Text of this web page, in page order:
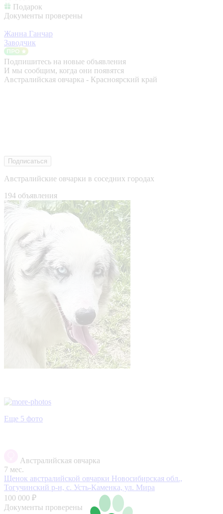
Подарок
Документы проверены
Жанна Ганчар
Заводчик
Подпишитесь на новые объявления
И мы сообщим, когда они появятся
Австралийская овчарка - Красноярский край
Подписаться
Австралийские овчарки в соседних городах
194 объявления
Еще 5 фото
Австралийская овчарка
7 мес.
Щенок австралийской овчарки Новосибирская обл.,
Тогучинский р-н, с. Усть-Каменка, ул. Мира
100 000 ₽
Документы проверены